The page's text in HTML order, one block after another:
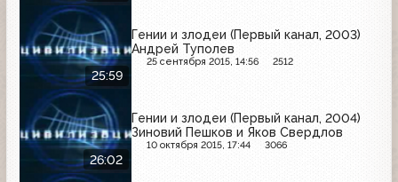
25:59
Гении и злодеи (Первый канал, 2003)
Андрей Туполев
25 сентября 2015, 14:56 2512
26:02
Гении и злодеи (Первый канал, 2004)
Зиновий Пешков и Яков Свердлов
10 октября 2015, 17:44 3066